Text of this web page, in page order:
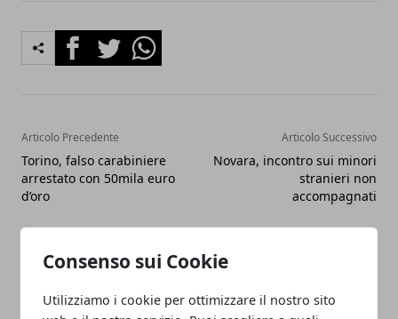
Consenso sui Cookie
Utilizziamo i cookie per ottimizzare il nostro sito
FacebookTwitterWhatsapp
Articolo Precedente
Torino, falso carabiniere
arrestato con 50mila euro
d’oro
Articolo Successivo
Novara, incontro sui minori
stranieri non
accompagnati